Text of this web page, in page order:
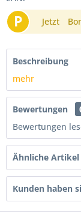
P Jetzt
Beschreibung
mehr
Bewertungen
Bewertungen
Ähnliche Artikel
Kunden haben